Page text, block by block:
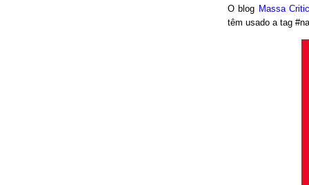
O blog Massa
têm usado a tag